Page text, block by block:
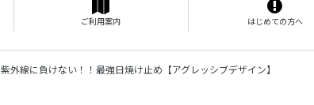
ご利用案内 はじめての方へ
紫外線に負けない！！最強日焼け止め【アグレッシブデザイン】